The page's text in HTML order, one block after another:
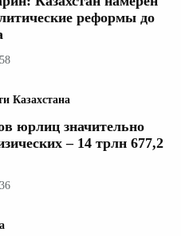
реформы до
Казахстана
юрлиц значительно
– 14 трлн 677,2